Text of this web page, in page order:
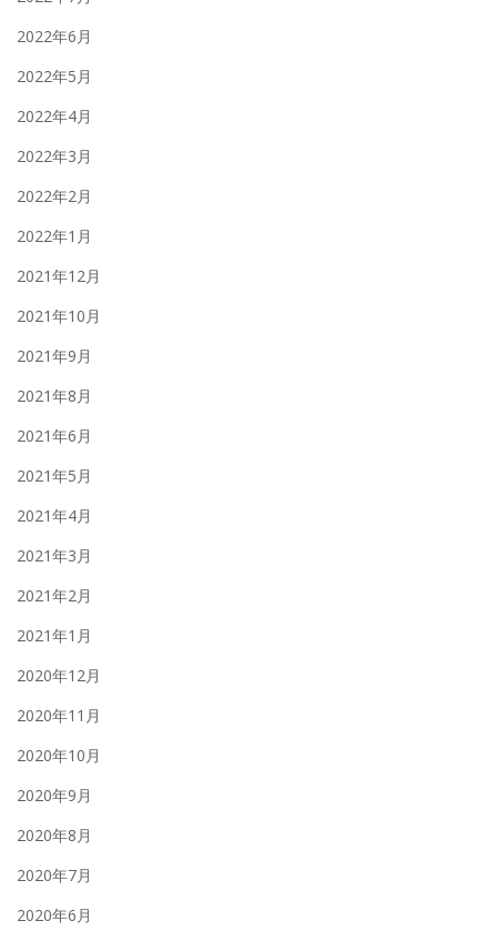
2022年6月
2022年5月
2022年4月
2022年3月
2022年2月
2022年1月
2021年12月
2021年10月
2021年9月
2021年8月
2021年6月
2021年5月
2021年4月
2021年3月
2021年2月
2021年1月
2020年12月
2020年11月
2020年10月
2020年9月
2020年8月
2020年7月
2020年6月